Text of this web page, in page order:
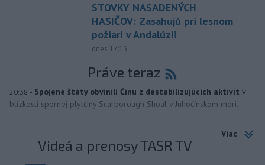
STOVKY NASADENÝCH
HASIČOV: Zasahujú pri lesnom
požiari v Andalúzii
dnes 17:13
Práve teraz
20:38 - Spojené štáty obvinili Čínu z destabilizujúcich aktivít v
blízkosti spornej plytčiny Scarborough Shoal v Juhočínskom mori.
Viac
Videá a prenosy TASR TV